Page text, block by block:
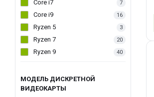
Core i7 7
Core i9 16
Ryzen 5 3
Ryzen 7 20
Ryzen 9 40
МОДЕЛЬ ДИСКРЕТНОЙ
ВИДЕОКАРТЫ